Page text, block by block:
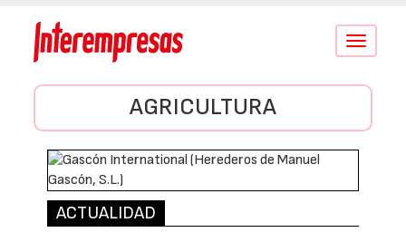
Conmutar
AGRICULTURA
ACTUALIDAD